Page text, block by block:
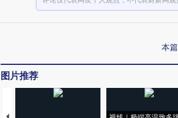
本
图片推荐